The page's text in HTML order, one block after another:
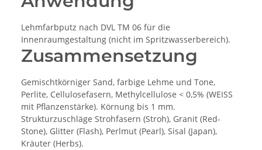
Lehmfarbputz nach DVL TM 06 für die
Innenraumgestaltung (nicht im Spritzwasserbereich).
Zusammensetzung
Gemischtkörniger Sand, farbige Lehme und Tone,
Perlite, Cellulosefasern, Methylcellulose < 0,5% (WEISS
mit Pflanzenstärke). Körnung bis 1 mm.
Strukturzuschläge Strohfasern (Stroh), Granit (Red-
Stone), Glitter (Flash), Perlmut (Pearl), Sisal (Japan),
Kräuter (Herbs).